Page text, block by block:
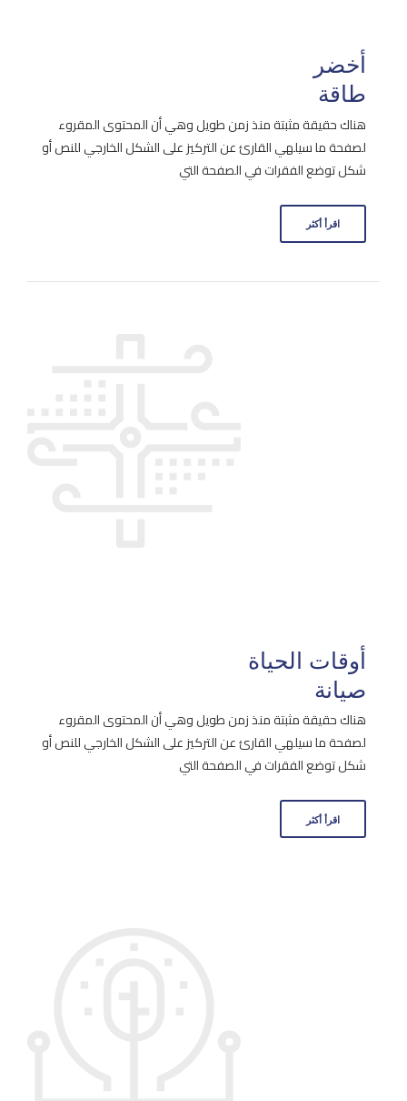
أخضر
طاقة
هناك حقيقة مثبتة منذ زمن طويل وهي أن المحتوى المقروء
لصفحة ما سيلهي القارئ عن التركيز على الشكل الخارجي للنص أو
شكل توضع الفقرات في الصفحة التي
اقرأ أكثر
أوقات الحياة
صيانة
هناك حقيقة مثبتة منذ زمن طويل وهي أن المحتوى المقروء
لصفحة ما سيلهي القارئ عن التركيز على الشكل الخارجي للنص أو
شكل توضع الفقرات في الصفحة التي
اقرأ أكثر